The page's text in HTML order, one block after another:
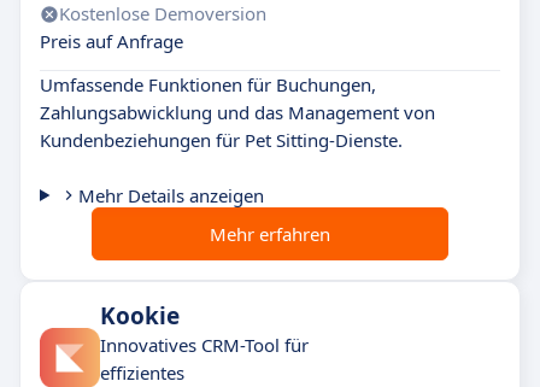
Kostenlose Demoversion
Preis auf Anfrage
Umfassende Funktionen für Buchungen,
Zahlungsabwicklung und das Management von
Kundenbeziehungen für Pet Sitting-Dienste.
Mehr Details anzeigen
Mehr erfahren
Kookie
Innovatives CRM-Tool für
effizientes